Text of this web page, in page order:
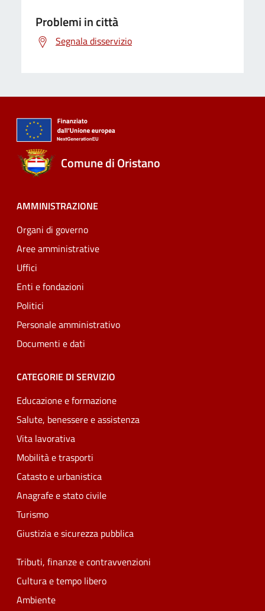
Problemi in città
Segnala disservizio
Comune di Oristano
AMMINISTRAZIONE
Organi di governo
Aree amministrative
Uffici
Enti e fondazioni
Politici
Personale amministrativo
Documenti e dati
CATEGORIE DI SERVIZIO
Educazione e formazione
Salute, benessere e assistenza
Vita lavorativa
Mobilità e trasporti
Catasto e urbanistica
Anagrafe e stato civile
Turismo
Giustizia e sicurezza pubblica
Tributi, finanze e contravvenzioni
Cultura e tempo libero
Ambiente